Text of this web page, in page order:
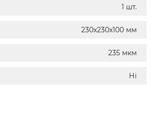
1 шт.
230х230х100 мм
235 мкм
Ні